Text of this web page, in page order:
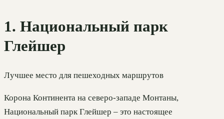
1. Национальный парк
Глейшер
Лучшее место для пешеходных маршрутов
Корона Континента на северо-западе Монтаны,
Национальный парк Глейшер – это настоящее